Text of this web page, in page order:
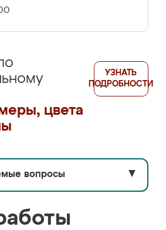
цвета
УЗНАТЬ
ПОДРОБНОСТИ
вопросы ▼